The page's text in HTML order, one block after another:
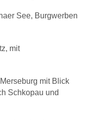
See, Burgwerben
mit
mit Blick
Schkopau und